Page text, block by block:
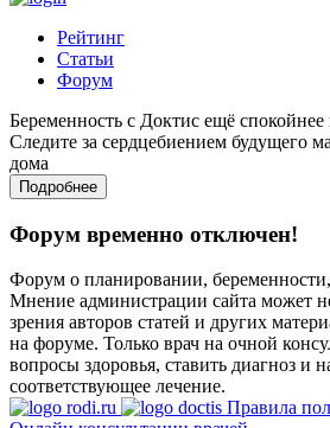
Рейтинг
Статьи
Форум
Беременность с Доктис ещё спокойнее
Следите за сердцебиением будущего
дома
Подробнее
Форум временно отключен!
Форум о планировании,
Мнение администрации сайта может
зрения авторов статей и других
на форуме. Только врач на очной
вопросы здоровья, ставить диагноз и
соответствующее лечение.
Правила